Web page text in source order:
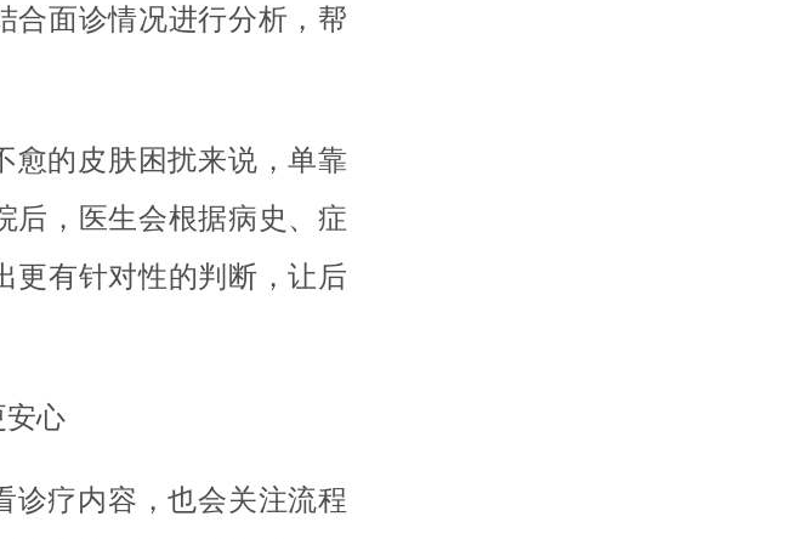
合面诊情况进行分析，帮
愈的皮肤困扰来说，单靠
后，医生会根据病史、症
更有针对性的判断，让后
安心
诊疗内容，也会关注流程